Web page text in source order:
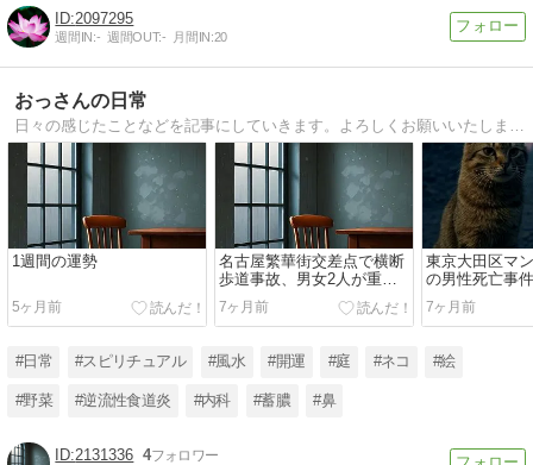
2097295
週間IN:- 週間OUT:- 月間IN:20
おっさんの日常
1週間の運勢
5ヶ月前
名古屋繁華街交差点で横断
歩道事故、男女2人が重体
に地域の交通安全が問われ
る
7ヶ月前
東京大田区マ
の男性死亡事
った部屋の真
7ヶ月前
#日常 #スピリチュアル #風水 #開運 #庭 #ネコ #絵
#野菜 #逆流性食道炎 #内科 #蓄膿 #鼻
2131336 4